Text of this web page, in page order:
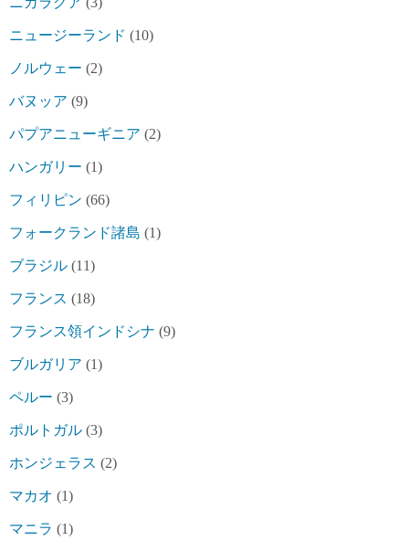
ニュージーランド (10)
ノルウェー (2)
バヌッア (9)
パプアニューギニア (2)
ハンガリー (1)
フィリピン (66)
フォークランド諸島 (1)
ブラジル (11)
フランス (18)
フランス領インドシナ (9)
ブルガリア (1)
ペルー (3)
ポルトガル (3)
ホンジェラス (2)
マカオ (1)
マニラ (1)